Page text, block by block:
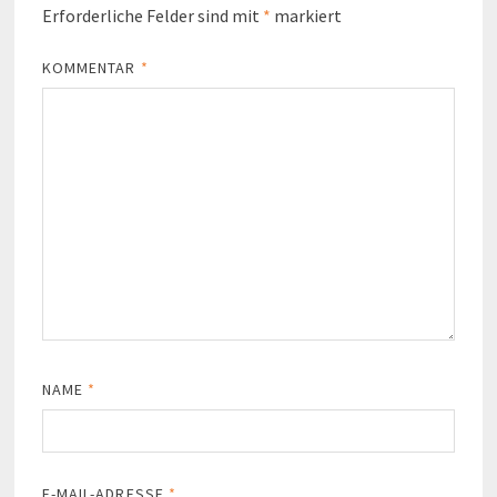
Erforderliche Felder sind mit * markiert
KOMMENTAR *
NAME *